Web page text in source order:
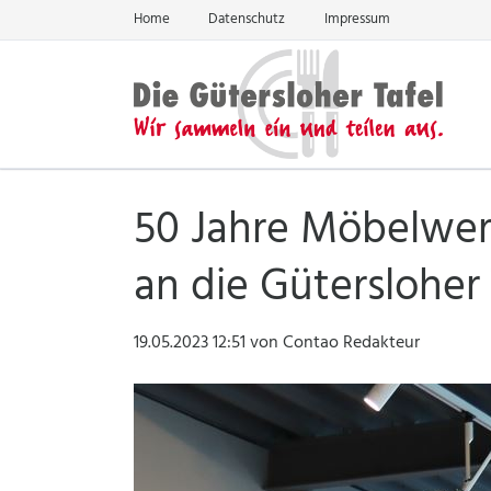
Home Datenschutz Impressum
50 Jahre
an die Gütersloher
19.05.2023 12:51von Contao Redakteur